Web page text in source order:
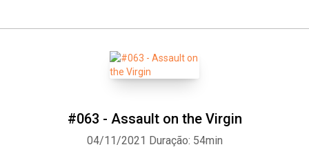
#063 - Assault on the Virgin
04/11/2021 Duração: 54min